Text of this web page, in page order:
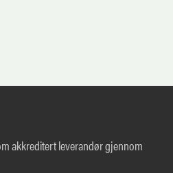
akkreditert leverandør gjennom